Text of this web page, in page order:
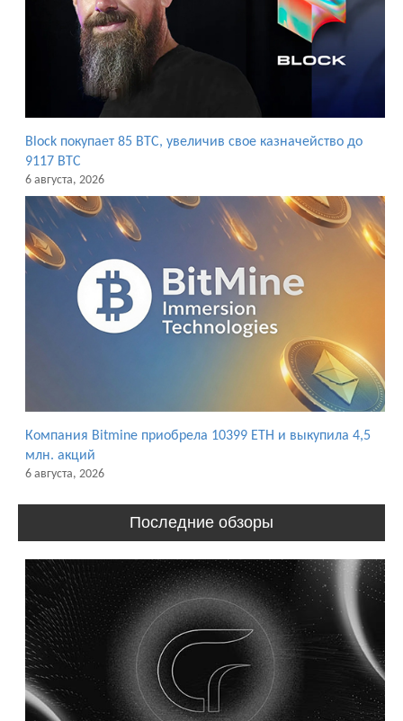
Block покупает 85 BTC, увеличив свое казначейство до
9117 BTC
6 августа, 2026
Компания Bitmine приобрела 10399 ETH и выкупила 4,5
млн. акций
6 августа, 2026
Последние обзоры